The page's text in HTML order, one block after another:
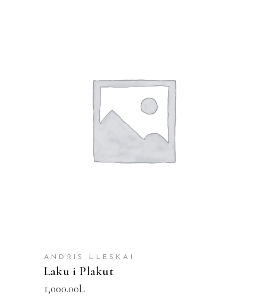
SHTOJE NË SHPORTË
ANDRIS LLESKAI
Laku i Plakut
1,000.00L